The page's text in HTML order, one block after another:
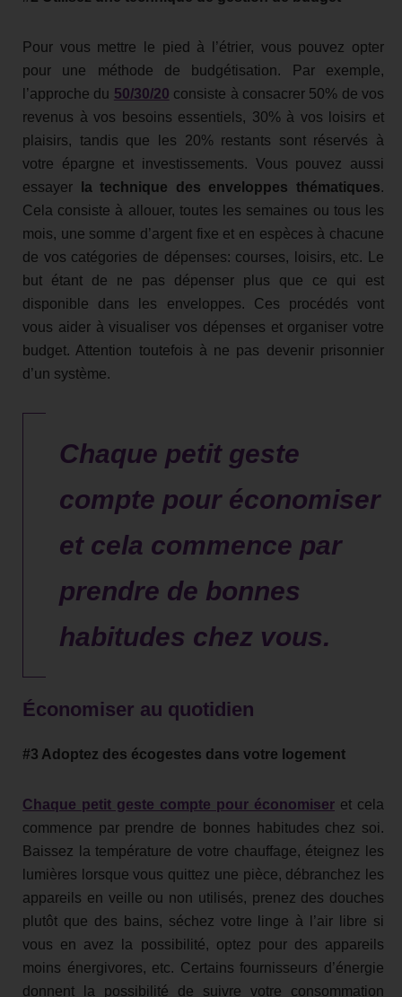
Pour vous mettre le pied à l’étrier, vous pouvez opter
pour une méthode de budgétisation. Par exemple,
l’approche du 50/30/20 consiste à consacrer 50% de vos
revenus à vos besoins essentiels, 30% à vos loisirs et
plaisirs, tandis que les 20% restants sont réservés à
votre épargne et investissements. Vous pouvez aussi
essayer
la technique des enveloppes thématiques.
Cela consiste à allouer, toutes les semaines ou tous les
mois, une somme d’argent fixe et en espèces à chacune
de vos catégories de dépenses: courses, loisirs, etc. Le
but étant de ne pas dépenser plus que ce qui est
disponible dans les enveloppes. Ces procédés vont
vous aider à visualiser vos dépenses et organiser votre
budget. Attention toutefois à ne pas devenir prisonnier
d’un système.
Chaque petit geste
compte pour économiser
et cela commence par
prendre de bonnes
habitudes chez vous.
Économiser au quotidien
#3 Adoptez des écogestes dans votre logement
Chaque petit geste compte pour économiser et cela
commence par prendre de bonnes habitudes chez soi.
Baissez la température de votre chauffage, éteignez les
lumières lorsque vous quittez une pièce, débranchez les
appareils en veille ou non utilisés, prenez des douches
plutôt que des bains, séchez votre linge à l’air libre si
vous en avez la possibilité, optez pour des appareils
moins énergivores, etc. Certains fournisseurs d’énergie
donnent la possibilité de suivre votre consommation